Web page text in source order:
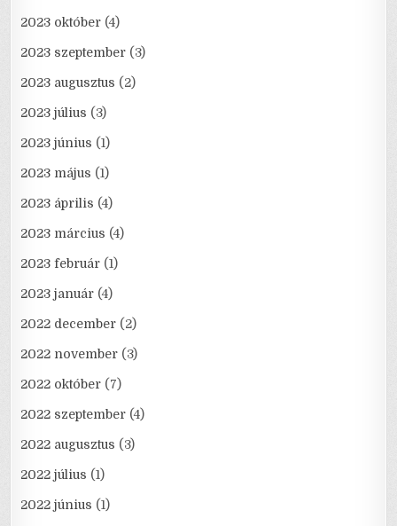
2023 október (4)
2023 szeptember (3)
2023 augusztus (2)
2023 július (3)
2023 június (1)
2023 május (1)
2023 április (4)
2023 március (4)
2023 február (1)
2023 január (4)
2022 december (2)
2022 november (3)
2022 október (7)
2022 szeptember (4)
2022 augusztus (3)
2022 július (1)
2022 június (1)